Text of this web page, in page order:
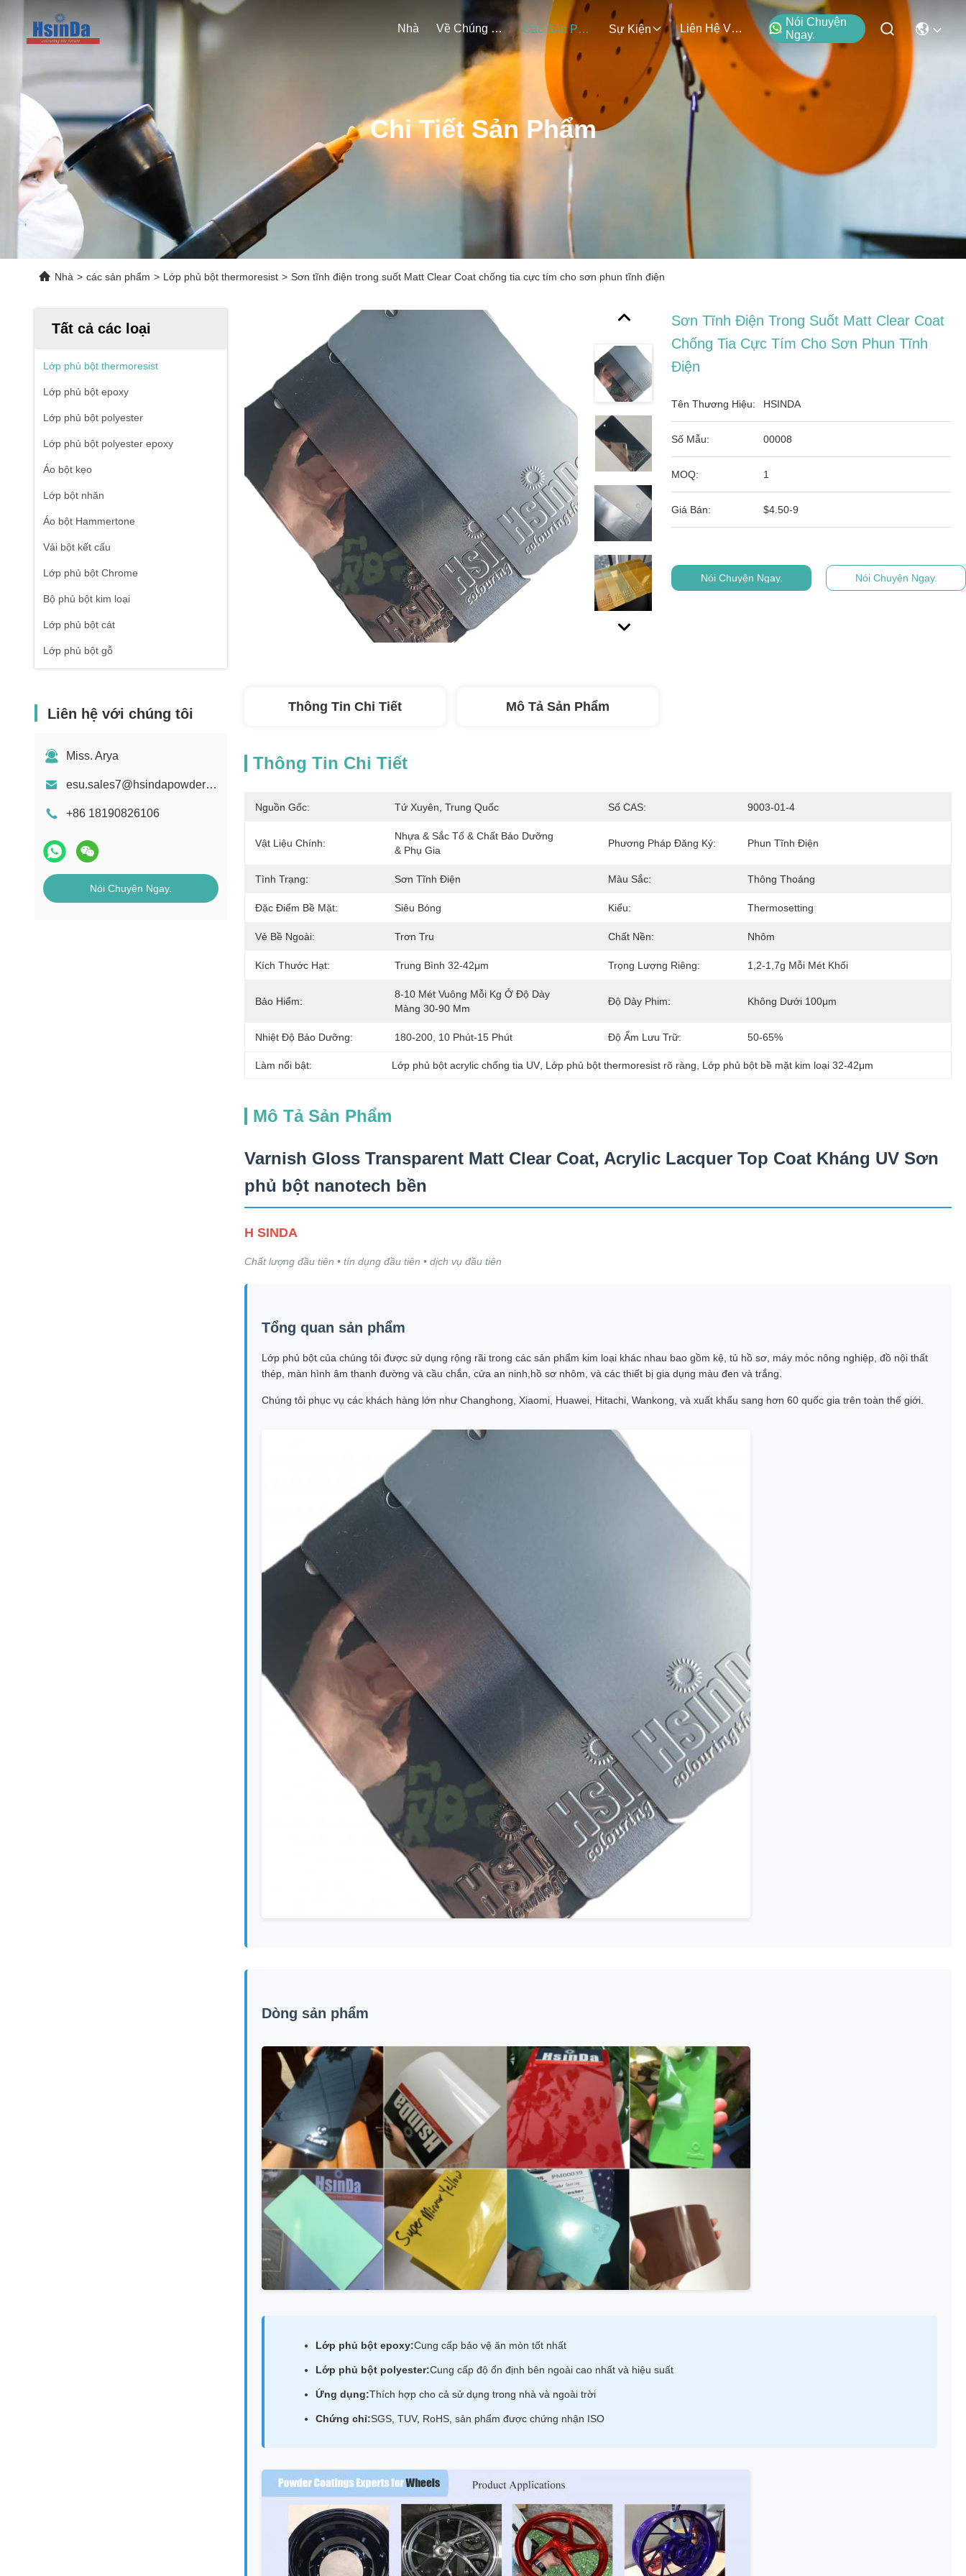
Nhà Về Chúng Tôi Các Sản Phẩm Sự Kiện Liên Hệ Với Chúng Tôi
Nói Chuyện
Ngay.
Chi Tiết Sản Phẩm
Nhà > các sản phẩm > Lớp phủ bột thermoresist > Sơn tĩnh điện trong suốt Matt Clear Coat chống tia cực tím cho sơn phun tĩnh điện
Tất cả các loại
Lớp phủ bột thermoresist
Lớp phủ bột epoxy
Lớp phủ bột polyester
Lớp phủ bột polyester epoxy
Áo bột kẹo
Lớp bột nhăn
Áo bột Hammertone
Vải bột kết cấu
Lớp phủ bột Chrome
Bộ phủ bột kim loại
Lớp phủ bột cát
Lớp phủ bột gỗ
Liên hệ với chúng tôi
Miss. Arya
esu.sales7@hsindapowdercoating.com
+86 18190826106
Nói Chuyện Ngay.
Sơn Tĩnh Điện Trong Suốt Matt Clear Coat
Chống Tia Cực Tím Cho Sơn Phun Tĩnh
Điện
Tên Thương Hiệu: HSINDA
Số Mẫu: 00008
MOQ: 1
Giá Bán: $4.50-9
Nói Chuyện Ngay. Nói Chuyện Ngay.
Thông Tin Chi Tiết Mô Tả Sản Phẩm
Thông Tin Chi Tiết
Nguồn Gốc: Tứ Xuyên, Trung Quốc Số CAS: 9003-01-4
Vật Liệu Chính:
Nhựa & Sắc Tố & Chất Bảo Dưỡng
& Phụ Gia
Phương Pháp Đăng Ký: Phun Tĩnh Điện
Tình Trạng: Sơn Tĩnh Điện Màu Sắc: Thông Thoáng
Đặc Điểm Bề Mặt: Siêu Bóng Kiểu: Thermosetting
Vẻ Bề Ngoài: Trơn Tru Chất Nền: Nhôm
Kích Thước Hạt: Trung Bình 32-42μm Trọng Lượng Riêng: 1,2-1,7g Mỗi Mét Khối
Bảo Hiểm:
8-10 Mét Vuông Mỗi Kg Ở Độ Dày
Màng 30-90 Μm
Độ Dày Phim: Không Dưới 100μm
Nhiệt Độ Bảo Dưỡng: 180-200, 10 Phút-15 Phút Độ Ẩm Lưu Trữ: 50-65%
Làm nổi bật: Lớp phủ bột acrylic chống tia UV, Lớp phủ bột thermoresist rõ ràng Lớp phủ bột bề mặt kim loại 32-42μm
Mô Tả Sản Phẩm
Varnish Gloss Transparent Matt Clear Coat, Acrylic Lacquer Top Coat Kháng UV Sơn
phủ bột nanotech bền
H SINDA
Chất lượng đầu tiên • tín dụng đầu tiên • dịch vụ đầu tiên
Tổng quan sản phẩm
Lớp phủ bột của chúng tôi được sử dụng rộng rãi trong các sản phẩm kim loại khác nhau bao gồm kệ, tủ hồ sơ, máy móc nông nghiệp, đồ nội thất
thép, màn hình âm thanh đường và cầu chắn, cửa an ninh,hồ sơ nhôm, và các thiết bị gia dụng màu đen và trắng.
Chúng tôi phục vụ các khách hàng lớn như Changhong, Xiaomi, Huawei, Hitachi, Wankong, và xuất khẩu sang hơn 60 quốc gia trên toàn thế giới.
Dòng sản phẩm
Lớp phủ bột epoxy:Cung cấp bảo vệ ăn mòn tốt nhất
Lớp phủ bột polyester:Cung cấp độ ổn định bên ngoài cao nhất và hiệu suất
Ứng dụng:Thích hợp cho cả sử dụng trong nhà và ngoài trời
Chứng chỉ:SGS, TUV, RoHS, sản phẩm được chứng nhận ISO